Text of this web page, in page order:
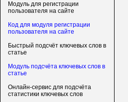
Модуль для регистрации
пользователя на сайте
Код для модуля регистрации
пользователя на сайте
Быстрый подсчёт ключевых слов в
статье
Модуль подсчёта ключевых слов в
статье
Онлайн-сервис для подсчёта
статистики ключевых слов